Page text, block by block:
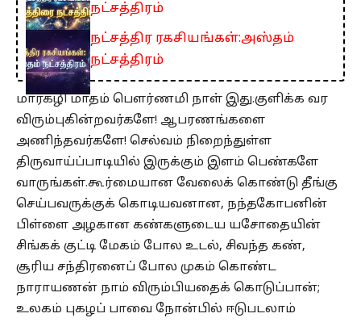
நட்சத்திரம்
நட்சத்திர ரகசியங்கள்:அஸ்தம்
நட்சத்திரம்
மார்கழி மாதம் பௌர்ணமி நாள் இது.குளிக்க வர
விரும்புகின்றவர்களே! ஆபரணங்களை
அணிந்தவர்களே! செல்வம் நிறைந்துள்ள
திருவாய்ப்பாடியில் இருக்கும் இளம் பெண்களே
வாருங்கள்.கூர்மையான வேலைக் கொண்டு தீங்கு
செய்பவருக்குக் கொடியவனான, நந்தகோபனின்
பிள்ளை அழகான கண்களுடைய யசோதையின்
சிங்கக் குட்டி மேகம் போல உடல், சிவந்த கண்,
சூரிய சந்திரனைப் போல முகம் கொண்ட
நாராயணன் நாம் விரும்பியதைக் கொடுப்பான்;
உலகம் புகழப் பாவை நோன்பில் ஈடுபடலாம்